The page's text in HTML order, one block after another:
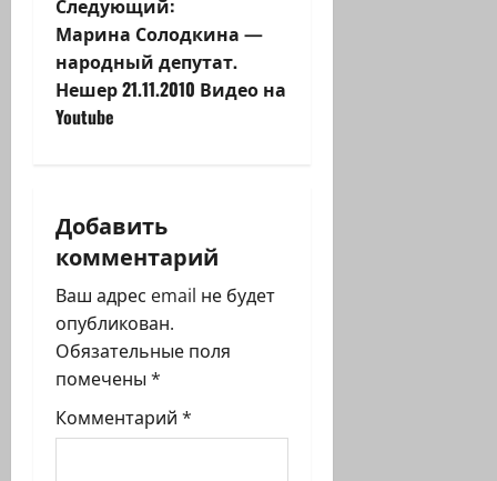
г
а
ц
я
з
а
п
и
с
Следующий:
Марина Солодкина —
народный депутат.
Нешер 21.11.2010 Видео на
Youtube
Добавить
комментарий
Ваш адрес email не будет
опубликован.
Обязательные поля
помечены *
Комментарий *